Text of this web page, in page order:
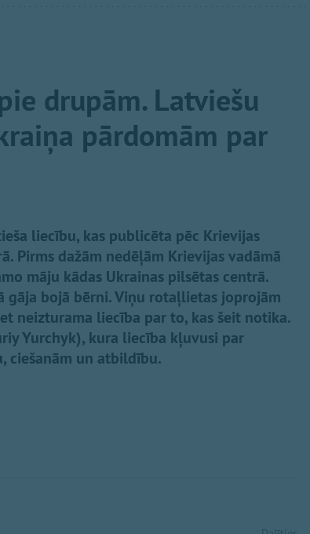
drupām. Latviešu
pārdomām par
liecību, kas publicēta pēc Krievijas
Pirms dažām nedēļām Krievijas vadāmā
māju kādas Ukrainas pilsētas centrā.
gāja bojā bērni. Viņu rotaļlietas joprojām
neizturama liecība par to, kas šeit notika.
Yurchyk), kura liecība kļuvusi par
ciešanām un atbildību.